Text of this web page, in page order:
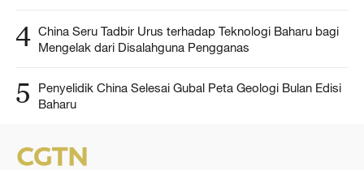
4 China Seru Tadbir Urus terhadap Teknologi Baharu bagi
Mengelak dari Disalahguna Pengganas
5
Penyelidik China Selesai Gubal Peta Geologi Bulan Edisi
Baharu